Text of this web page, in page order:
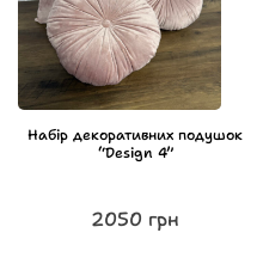
Набір декоративних подушок
“Design 4”
2050 грн